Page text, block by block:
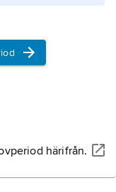
härifrån.